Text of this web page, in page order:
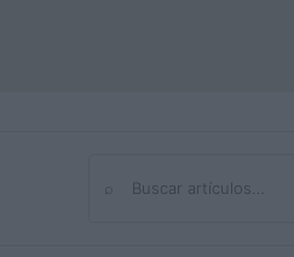
Buscar